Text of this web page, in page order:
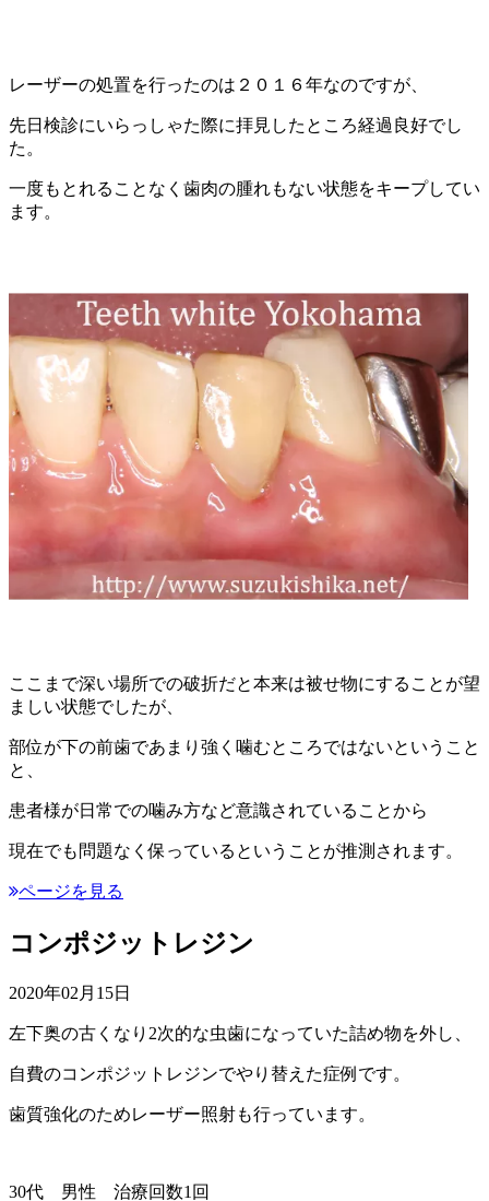
レーザーの処置を行ったのは２０１６年なのですが、
先日検診にいらっしゃた際に拝見したところ経過良好でし
た。
一度もとれることなく歯肉の腫れもない状態をキープしてい
ます。
ここまで深い場所での破折だと本来は被せ物にすることが望
ましい状態でしたが、
部位が下の前歯であまり強く噛むところではないということ
と、
患者様が日常での噛み方など意識されていることから
現在でも問題なく保っているということが推測されます。
ページを見る
コンポジットレジン
2020年02月15日
左下奥の古くなり2次的な虫歯になっていた詰め物を外し、
自費のコンポジットレジンでやり替えた症例です。
歯質強化のためレーザー照射も行っています。
30代 男性 治療回数1回